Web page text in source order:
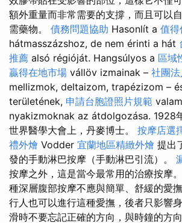
額外重量而非常需要的支撐，而且可以
需藥物。 債務問題協助 Hasonlít a 值得
hátmasszázshoz, de nem érinti a hát
推薦 alsó régióját. Hangsúlyos a 區域
贏得在地市場 vállöv izmainak – 社團
mellizmok, deltaizom, trapézizom –
területének, 申請台胞證照片規範
nyakizmoknak az átdolgozása. 1928
世界醫學大會上，丹麥博士。 按摩店選
禮外燴 Vodder 宜蘭地區精緻外燴 提出
發的手動淋巴按摩（手動淋巴引流）。
按摩之外，這是當今最常用的治療按摩。
種深層腹部按摩不應與簡單、舒緩的愛
行人也可以進行這種愛撫，後者只影響
滑時不要忘記正確的方向，與時鐘的方